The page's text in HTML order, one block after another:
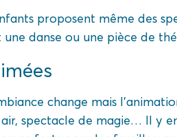
proposent même des
danse ou une pièce de
change mais
spectacle de magie… Il y